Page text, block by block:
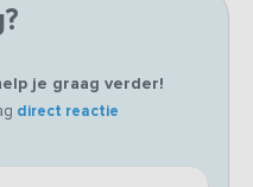
je graag verder!
direct reactie